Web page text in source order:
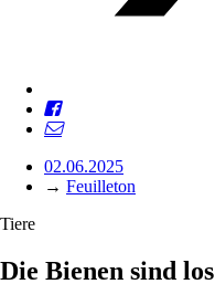
02.06.2025
→ Feuilleton
Tiere
Die Bienen sind los